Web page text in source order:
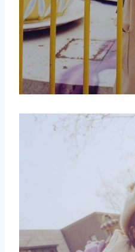
取消